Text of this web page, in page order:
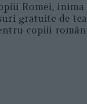
Romei, inima
gratuite de
copiii